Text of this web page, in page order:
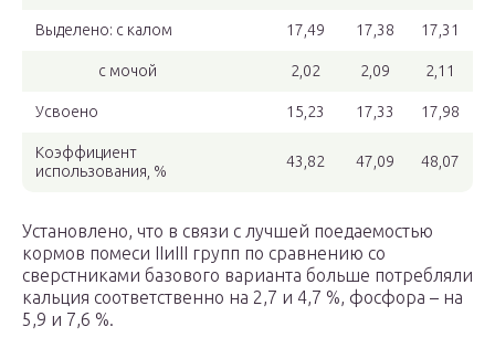
Выделено: с калом 17,49 17,38 17,31
с мочой 2,02 2,09 2,11
Усвоено 15,23 17,33 17,98
Коэффициент
использования, %
43,82 47,09 48,07
Установлено, что в связи с лучшей поедаемостью
кормов помеси IIиIII групп по сравнению со
сверстниками базового варианта больше потребляли
кальция соответственно на 2,7 и 4,7 %, фосфора – на
5,9 и 7,6 %.